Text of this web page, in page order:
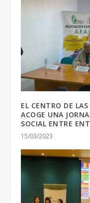
EL CENTRO DE
ACOGE UNA
SOCIAL ENTRE
15/03/2023